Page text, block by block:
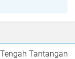
Tantangan